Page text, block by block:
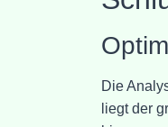
Die
liegt der